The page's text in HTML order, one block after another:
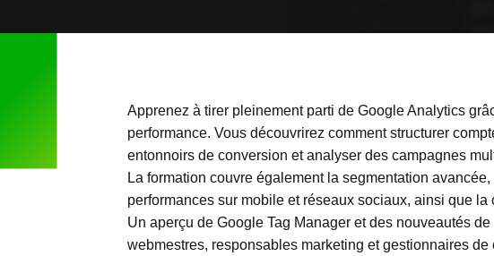
Apprenez à tirer pleinement parti de Google Analytics
performance. Vous découvrirez comment structurer
entonnoirs de conversion et analyser des campagnes
La formation couvre également la segmentation
performances sur mobile et réseaux sociaux, ainsi que
Un aperçu de Google Tag Manager et des nouveautés
webmestres, responsables marketing et gestionnaires